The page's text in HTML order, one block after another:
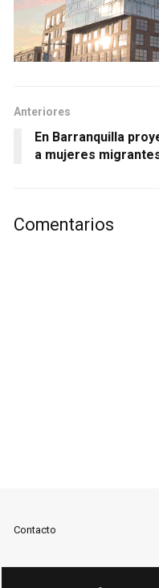
Anteriores
En Barranquilla
a mujeres
Comentarios
Contacto